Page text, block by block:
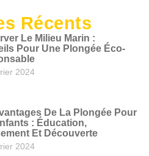
Récents
Le Milieu Marin :
Pour Une Plongée Éco-
2024
De La Plongée Pour
: Éducation,
Et Découverte
2024